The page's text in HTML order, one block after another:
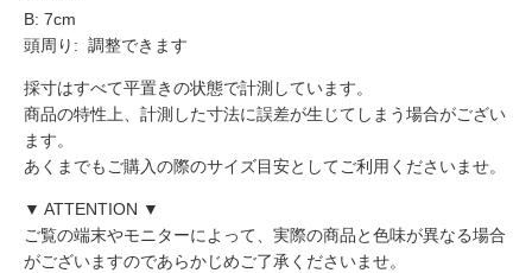
B: 7cm
頭周り: 調整できます
採寸はすべて平置きの状態で計測しています。
商品の特性上、計測した寸法に誤差が生じてしまう場合がござい
ます。
あくまでもご購入の際のサイズ目安としてご利用くださいませ。
▼ ATTENTION ▼
ご覧の端末やモニターによって、実際の商品と色味が異なる場合
がございますのであらかじめご了承くださいませ。